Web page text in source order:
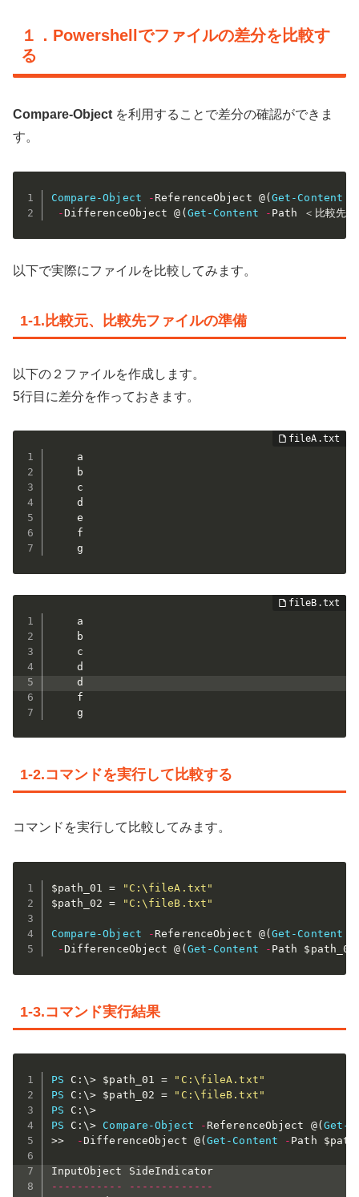
１．Powershellでファイルの差分を比較す
る
Compare-Object を利用することで差分の確認ができま
す。
Compare-Object - ReferenceObject @( Get-Content
-DifferenceObject @ ( Get-Content - Path ＜比較先フ
以下で実際にファイルを比較してみます。
1-1.比較元、比較先ファイルの準備
以下の２ファイルを作成します。
5行目に差分を作っておきます。
	g
	g
1-2.コマンドを実行して比較する
コマンドを実行して比較してみます。
$path_01 =
"C:\fileA.txt"
$path_02 = "C:\fileB.txt"
Compare-Object - ReferenceObject @( Get-Content
-DifferenceObject @ ( Get-Content - Path $path_02
1-3.コマンド実行結果
PS C:\> $path_01 =
"C:\fileA.txt"
PS C:\> $path_02 =
"C:\fileB.txt"
PS
PS C:\> Compare-Object - ReferenceObject @(Get-
>>
-DifferenceObject @(Get-Content - Path
-- -- -- -- -- - -- -- -- -- -- -- -